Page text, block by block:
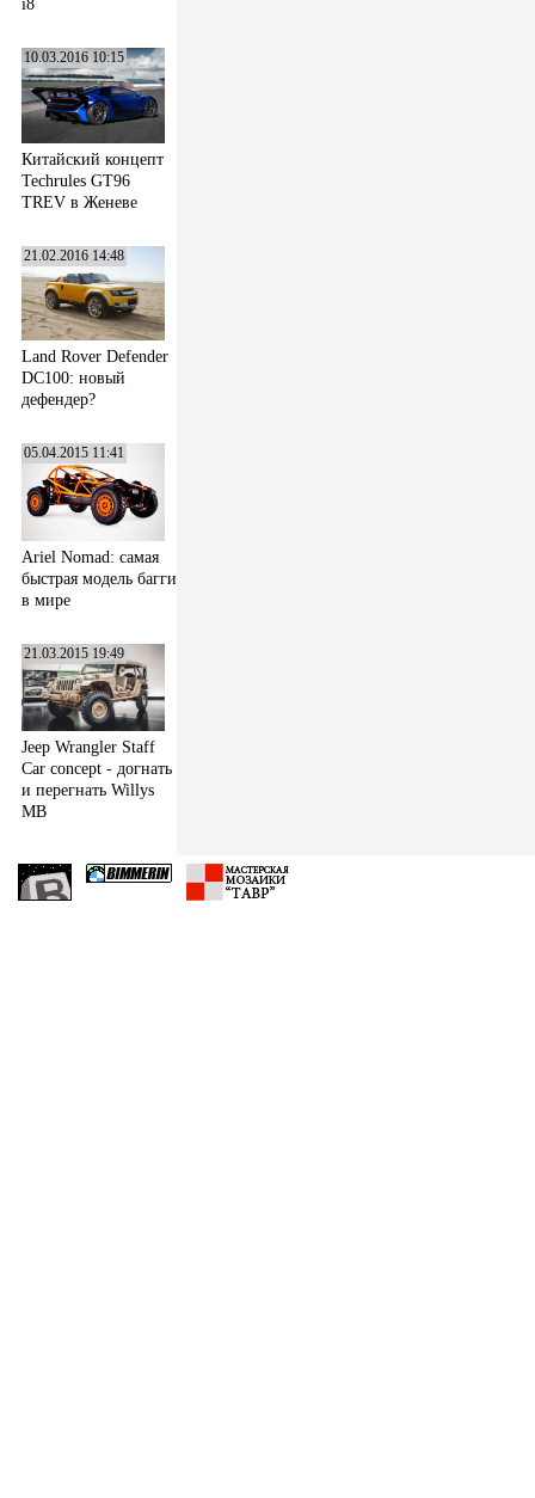
i8
10.03.2016 10:15
Китайский концепт
Techrules GT96
TREV в Женеве
21.02.2016 14:48
Land Rover Defender
DC100: новый
дефендер?
05.04.2015 11:41
Ariel Nomad: самая
быстрая модель багги
в мире
21.03.2015 19:49
Jeep Wrangler Staff
Car concept - догнать
и перегнать Willys
MB